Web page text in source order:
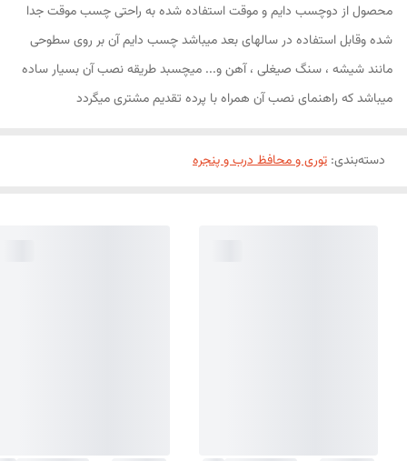
محصول از دوچسب دایم و موقت استفاده شده به راحتی چسب موقت جدا
شده وقابل استفاده در سالهای بعد میباشد چسب دایم آن بر روی سطوحی
مانند شیشه ، سنگ صیغلی ، آهن و... میچسبد طریقه نصب آن بسیار ساده
میباشد که راهنمای نصب آن همراه با پرده تقدیم مشتری میگردد
دسته‌بندی: توری و محافظ درب و پنجره